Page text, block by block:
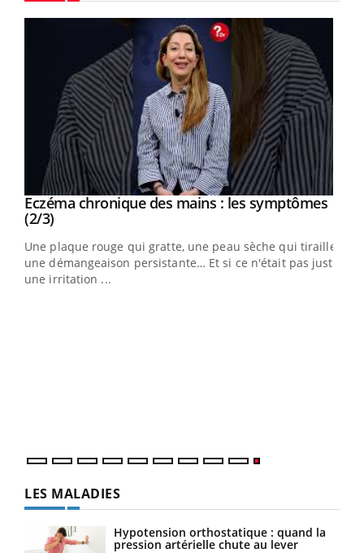
Youtube
Eczéma chronique des mains : les symptômes
(2/3)Youtube
Une plaque rouge qui gratte, une peau sèche qui tiraille,
une démangeaison persistante… Et si ce n'était pas juste
une irritation ...
LES MALADIES
Hypotension orthostatique : quand la
pression artérielle chute au lever